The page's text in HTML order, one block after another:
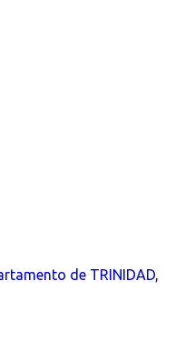
de TRINIDAD,